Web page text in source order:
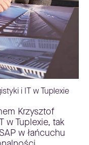
i IT w Tuplexie
Krzysztof
w Tuplexie, tak
w łańcuchu